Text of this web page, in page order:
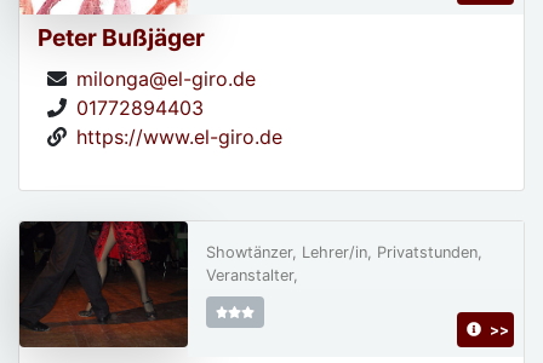
Peter Bußjäger
milonga@el-giro.de
01772894403
https://www.el-giro.de
Showtänzer, Lehrer/in, Privatstunden,
Veranstalter,
>>